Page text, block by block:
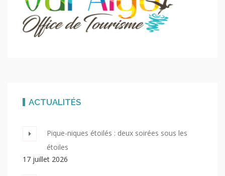
ACTUALITÉS
Pique-niques étoilés : deux soirées sous les
étoiles
17 juillet 2026